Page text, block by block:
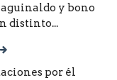
y bono
distinto...
por él